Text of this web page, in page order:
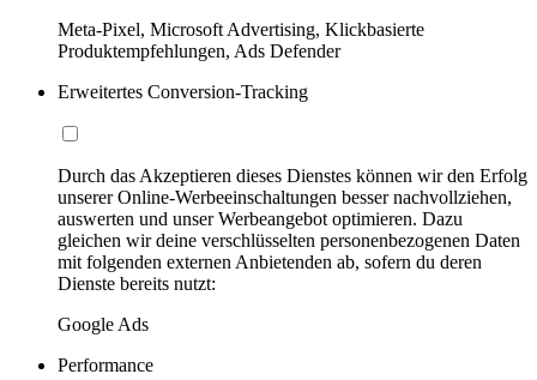
Meta-Pixel, Microsoft Advertising, Klickbasierte
Produktempfehlungen, Ads Defender
Erweitertes Conversion-Tracking
Durch das Akzeptieren dieses Dienstes können wir den Erfolg
unserer Online-Werbeeinschaltungen besser nachvollziehen,
auswerten und unser Werbeangebot optimieren. Dazu
gleichen wir deine verschlüsselten personenbezogenen Daten
mit folgenden externen Anbietenden ab, sofern du deren
Dienste bereits nutzt:
Google Ads
Performance